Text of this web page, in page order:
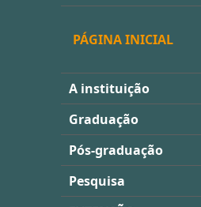
PÁGINA INICIAL
A instituição
Graduação
Pós-graduação
Pesquisa